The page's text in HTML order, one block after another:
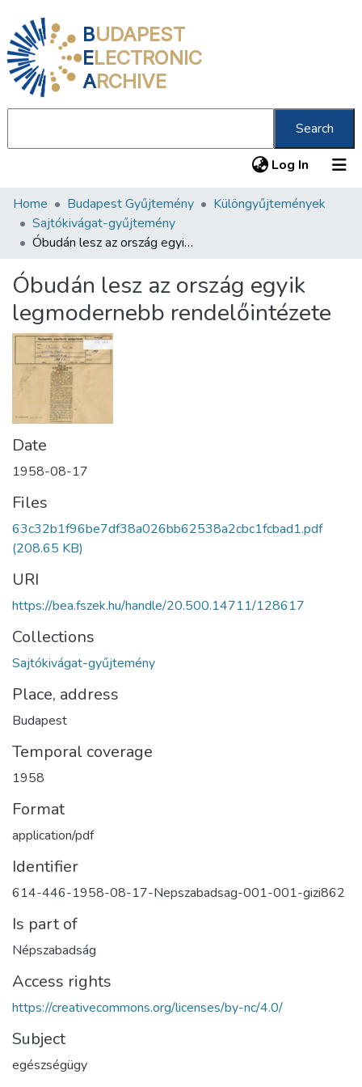
BUDAPEST
ELECTRONIC
ARCHIVE
Search
Log In (current)
Communities & Collections
All of DSpace
Statistics
About us
Home Budapest Gyűjtemény
Különgyűjtemények
Sajtókivágat-gyűjtemény
Óbudán lesz az ország egyik legmodernebb rendelőintézete
Óbudán lesz az ország egyik
legmodernebb rendelőintézete
Date
1958-08-17
Files
63c32b1f96be7df38a026bb62538a2cbc1fcbad1.pdf
(208.65 KB)
URI
https://bea.fszek.hu/handle/20.500.14711/128617
Collections
Sajtókivágat-gyűjtemény
Place, address
Budapest
Temporal coverage
1958
Format
application/pdf
Identifier
614-446-1958-08-17-Nepszabadsag-001-001-gizi862
Is part of
Népszabadság
Access rights
https://creativecommons.org/licenses/by-nc/4.0/
Subject
egészségügy